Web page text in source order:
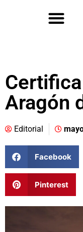
Aragón
Editorial
Facebook
Pinterest